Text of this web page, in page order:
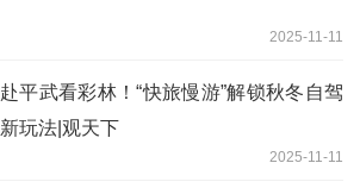
2025-11-11
赴平武看彩林！“快旅慢游”解锁秋冬自驾
新玩法|观天下
2025-11-11